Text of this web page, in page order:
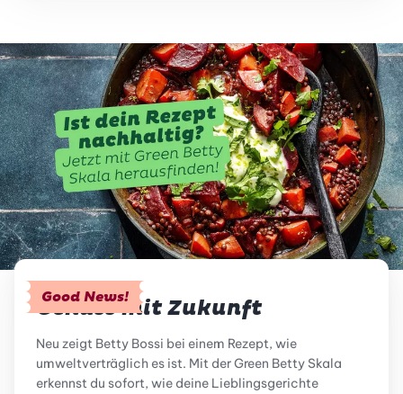
Good News!
Genuss mit Zukunft
Neu zeigt Betty Bossi bei einem Rezept, wie
umweltverträglich es ist. Mit der Green Betty Skala
erkennst du sofort, wie deine Lieblingsgerichte